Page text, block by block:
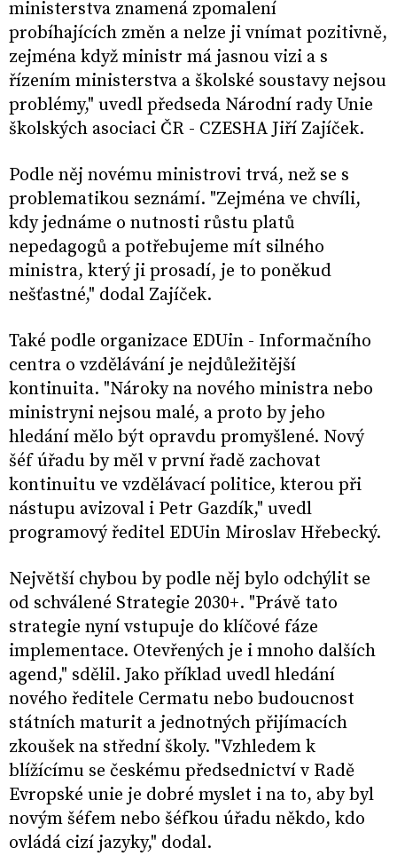
ministerstva znamená zpomalení
probíhajících změn a nelze ji vnímat pozitivně,
zejména když ministr má jasnou vizi a s
řízením ministerstva a školské soustavy nejsou
problémy," uvedl předseda Národní rady Unie
školských asociaci ČR - CZESHA Jiří Zajíček.
Podle něj novému ministrovi trvá, než se s
problematikou seznámí. "Zejména ve chvíli,
kdy jednáme o nutnosti růstu platů
nepedagogů a potřebujeme mít silného
ministra, který ji prosadí, je to poněkud
nešťastné," dodal Zajíček.
Také podle organizace EDUin - Informačního
centra o vzdělávání je nejdůležitější
kontinuita. "Nároky na nového ministra nebo
ministryni nejsou malé, a proto by jeho
hledání mělo být opravdu promyšlené. Nový
šéf úřadu by měl v první řadě zachovat
kontinuitu ve vzdělávací politice, kterou při
nástupu avizoval i Petr Gazdík," uvedl
programový ředitel EDUin Miroslav Hřebecký.
Největší chybou by podle něj bylo odchýlit se
od schválené Strategie 2030+. "Právě tato
strategie nyní vstupuje do klíčové fáze
implementace. Otevřených je i mnoho dalších
agend," sdělil. Jako příklad uvedl hledání
nového ředitele Cermatu nebo budoucnost
státních maturit a jednotných přijímacích
zkoušek na střední školy. "Vzhledem k
blížícímu se českému předsednictví v Radě
Evropské unie je dobré myslet i na to, aby byl
novým šéfem nebo šéfkou úřadu někdo, kdo
ovládá cizí jazyky," dodal.